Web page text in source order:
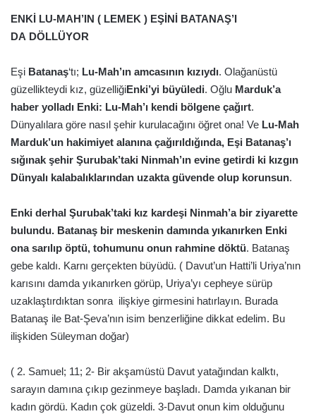
ENKİ LU-MAH’IN ( LEMEK ) EŞİNİ BATANAŞ’I
DA DÖLLÜYOR
Eşi Batanaş‘tı; Lu-Mah’ın amcasının kızıydı. Olağanüstü
güzellikteydi kız, güzelliğiEnki’yi büyüledi. Oğlu Marduk’a
haber yolladı Enki: Lu-Mah’ı kendi bölgene çağırt.
Dünyalılara göre nasıl şehir kurulacağını öğret ona! Ve Lu-Mah
Marduk’un hakimiyet alanına çağırıldığında, Eşi Batanaş’ı
sığınak şehir Şurubak’taki Ninmah’ın evine getirdi ki kızgın
Dünyalı kalabalıklarından uzakta güvende olup korunsun.
Enki derhal Şurubak’taki kız kardeşi Ninmah’a bir ziyarette
bulundu. Batanaş bir meskenin damında yıkanırken Enki
ona sarılıp öptü, tohumunu onun rahmine döktü. Batanaş
gebe kaldı. Karnı gerçekten büyüdü. ( Davut’un Hatti’li Uriya’nın
karısını damda yıkanırken görüp, Uriya’yı cepheye sürüp
uzaklaştırdıktan sonra ilişkiye girmesini hatırlayın. Burada
Batanaş ile Bat-Şeva’nın isim benzerliğine dikkat edelim. Bu
ilişkiden Süleyman doğar)
( 2. Samuel; 11; 2- Bir akşamüstü Davut yatağından kalktı,
sarayın damına çıkıp gezinmeye başladı. Damda yıkanan bir
kadın gördü. Kadın çok güzeldi. 3-Davut onun kim olduğunu